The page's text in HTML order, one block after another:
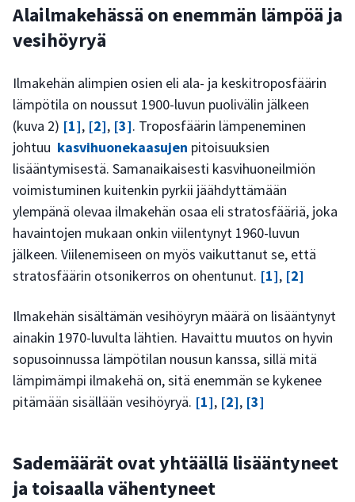
Alailmakehässä on enemmän lämpöä ja
vesihöyryä
Ilmakehän alimpien osien eli ala- ja keskitroposfäärin
lämpötila on noussut 1900-luvun puolivälin jälkeen
(kuva 2) [1], [2], [3]. Troposfäärin lämpeneminen
johtuu kasvihuonekaasujen pitoisuuksien
lisääntymisestä. Samanaikaisesti kasvihuoneilmiön
voimistuminen kuitenkin pyrkii jäähdyttämään
ylempänä olevaa ilmakehän osaa eli stratosfääriä, joka
havaintojen mukaan onkin viilentynyt 1960-luvun
jälkeen. Viilenemiseen on myös vaikuttanut se, että
stratosfäärin otsonikerros on ohentunut. [1], [2]
Ilmakehän sisältämän vesihöyryn määrä on lisääntynyt
ainakin 1970-luvulta lähtien. Havaittu muutos on hyvin
sopusoinnussa lämpötilan nousun kanssa, sillä mitä
lämpimämpi ilmakehä on, sitä enemmän se kykenee
pitämään sisällään vesihöyryä. [1], [2], [3]
Sademäärät ovat yhtäällä lisääntyneet
ja toisaalla vähentyneet